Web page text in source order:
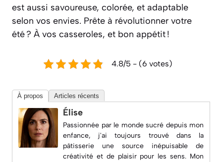
est aussi savoureuse, colorée, et adaptable
selon vos envies. Prête à révolutionner votre
été ? À vos casseroles, et bon appétit !
4.8/5 - (6 votes)
À propos Articles récents
Élise
Passionnée par le monde sucré depuis mon
enfance, j'ai toujours trouvé dans la
pâtisserie une source inépuisable de
créativité et de plaisir pour les sens. Mon